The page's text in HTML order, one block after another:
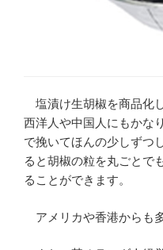
塩漬け生胡椒を商品化
西洋人や中国人にもかな
で挽いてほんの少しずつ
ると胡椒の粒を丸ごとで
ることができます。
アメリカや香港からも